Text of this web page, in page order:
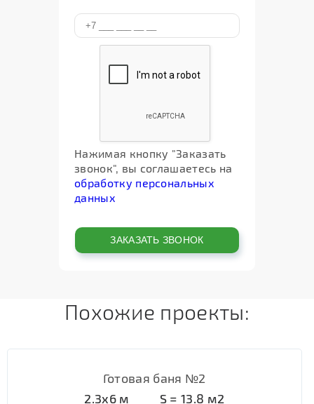
Нажимая кнопку "Заказать
звонок", вы соглашаетесь на
обработку персональных
данных
Похожие проекты:
Готовая баня №2
2.3х6м S = 13.8 м2